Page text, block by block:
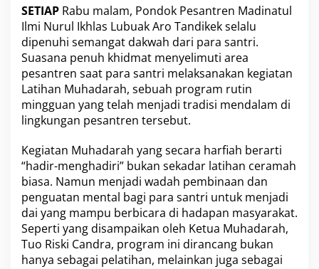
h
a
n
D
a
i
S
a
n
t
i
P
o
n
d
o
k
e
s
SETIAP Rabu malam, Pondok Pesantren Madinatul
Ilmi Nurul Ikhlas Lubuak Aro Tandikek selalu
dipenuhi semangat dakwah dari para santri.
Suasana penuh khidmat menyelimuti area
pesantren saat para santri melaksanakan kegiatan
Latihan Muhadarah, sebuah program rutin
mingguan yang telah menjadi tradisi mendalam di
lingkungan pesantren tersebut.
Kegiatan Muhadarah yang secara harfiah berarti
“hadir-menghadiri” bukan sekadar latihan ceramah
biasa. Namun menjadi wadah pembinaan dan
penguatan mental bagi para santri untuk menjadi
dai yang mampu berbicara di hadapan masyarakat.
Seperti yang disampaikan oleh Ketua Muhadarah,
Tuo Riski Candra, program ini dirancang bukan
hanya sebagai pelatihan, melainkan juga sebagai